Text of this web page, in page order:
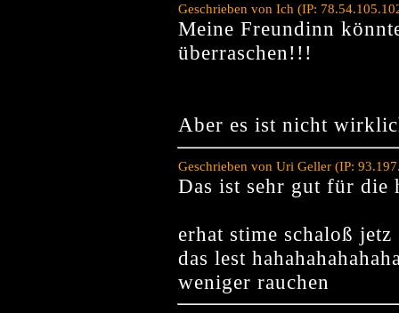
Geschrieben von Ich (IP:
Meine Freundinn
überraschen!!!
Aber es ist nicht
Geschrieben von Uri Geller (IP:
Das ist sehr gut für die
erhat stime schaloß
das lest
weniger rauchen